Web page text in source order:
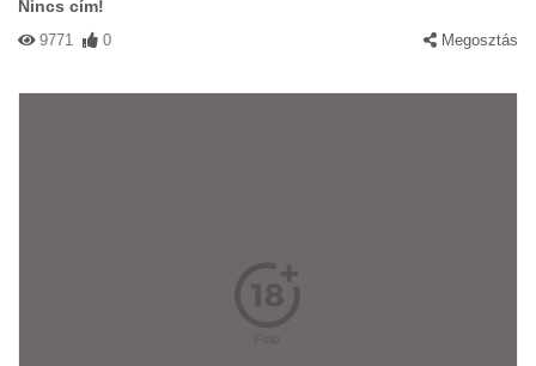
Nincs cím!
9771 0 Megosztás